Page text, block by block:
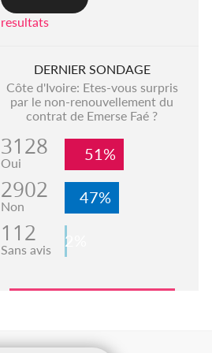
resultats
DERNIER SONDAGE
Côte d'Ivoire: Etes-vous surpris
par le non-renouvellement du
contrat de Emerse Faé ?
3128
Oui 51%
2902
Non 47%
112
Sans avis 2%